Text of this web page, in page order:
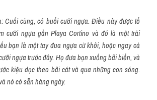
Cuối cùng, có buổi cưỡi ngựa. Điều này được tổ
cưỡi ngựa gần Playa Cortino và đó là một trải
bạn là một tay đua ngựa cừ khôi, hoặc ngay cả
ngựa trước đây. Họ đưa bạn xuống bãi biển, và
kiệu dọc theo bãi cát và qua những con sóng.
nó có sẵn hàng ngày.